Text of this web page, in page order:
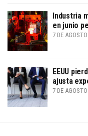
Industria
en junio
7 DE
EEUU
ajusta
7 DE